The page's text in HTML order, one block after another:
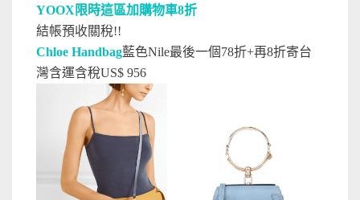
YOOX限時這區加購物車8折
結帳預收關稅!!
Chloe Handbag藍色Nile最後一個78折+再8折寄台
灣含運含稅US$ 956